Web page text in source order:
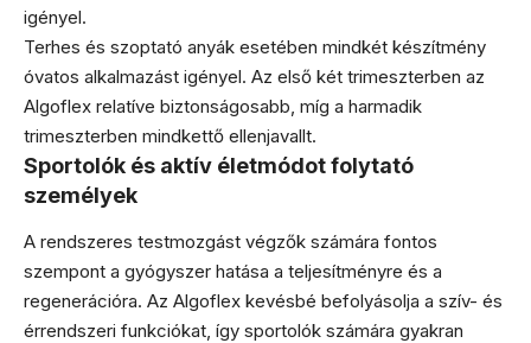
igényel.
Terhes és szoptató anyák esetében mindkét készítmény
óvatos alkalmazást igényel. Az első két trimeszterben az
Algoflex relatíve biztonságosabb, míg a harmadik
trimeszterben mindkettő ellenjavallt.
Sportolók és aktív életmódot folytató
személyek
A rendszeres testmozgást végzők számára fontos
szempont a gyógyszer hatása a teljesítményre és a
regenerációra. Az Algoflex kevésbé befolyásolja a szív- és
érrendszeri funkciókat, így sportolók számára gyakran